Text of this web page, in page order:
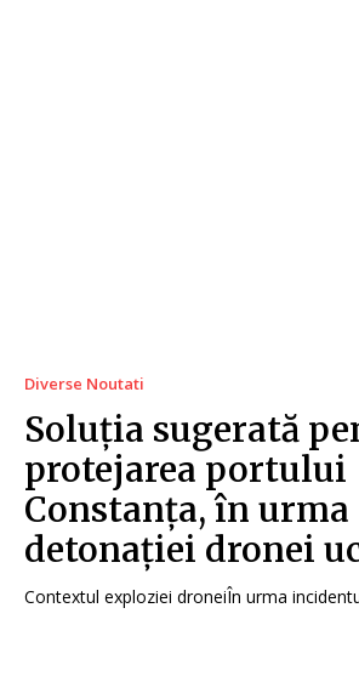
Diverse Noutati
Soluția sugerată
protejarea portului
Constanța, în urma
detonației dronei
Contextul exploziei droneiÎn urma